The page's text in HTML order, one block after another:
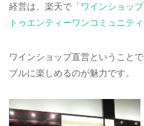
経営は、楽天で 「ワインショッ
トゥエンティーワンコミュニティ
ワインショップ直営ということ
ブルに楽しめるのが魅力です。